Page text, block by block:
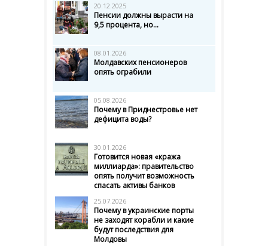
20.12.2025
Пенсии должны вырасти на
9,5 процента, но...
08.01.2026
Молдавских пенсионеров
опять ограбили
05.08.2026
Почему в Приднестровье нет
дефицита воды?
30.01.2026
Готовится новая «кража
миллиарда»: правительство
опять получит возможность
спасать активы банков
25.07.2026
Почему в украинские порты
не заходят корабли и какие
будут последствия для
Молдовы